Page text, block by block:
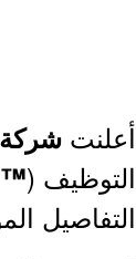
أعلنت
التوظيف (™ LinkedIn
التفاصيل